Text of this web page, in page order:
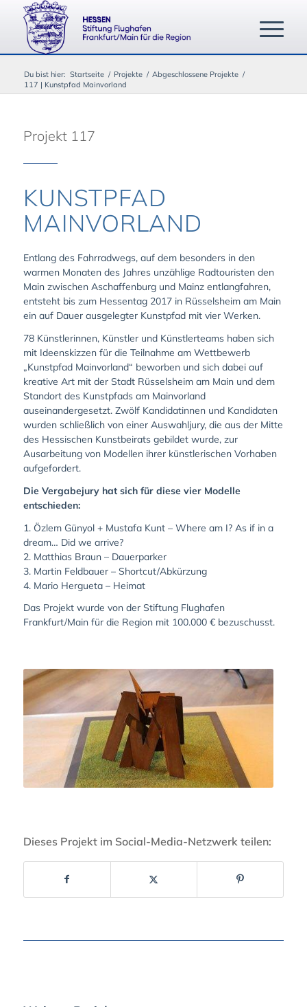
Du bist hier: Startseite / Projekte / Abgeschlossene Projekte /
117 | Kunstpfad Mainvorland
Projekt 117
KUNSTPFAD
MAINVORLAND
Entlang des Fahrradwegs, auf dem besonders in den
warmen Monaten des Jahres unzählige Radtouristen den
Main zwischen Aschaffenburg und Mainz entlangfahren,
entsteht bis zum Hessentag 2017 in Rüsselsheim am Main
ein auf Dauer ausgelegter Kunstpfad mit vier Werken.
78 Künstlerinnen, Künstler und Künstlerteams haben sich
mit Ideenskizzen für die Teilnahme am Wettbewerb
„Kunstpfad Mainvorland“ beworben und sich dabei auf
kreative Art mit der Stadt Rüsselsheim am Main und dem
Standort des Kunstpfads am Mainvorland
auseinandergesetzt. Zwölf Kandidatinnen und Kandidaten
wurden schließlich von einer Auswahljury, die aus der Mitte
des Hessischen Kunstbeirats gebildet wurde, zur
Ausarbeitung von Modellen ihrer künstlerischen Vorhaben
aufgefordert.
Die Vergabejury hat sich für diese vier Modelle
entschieden:
1. Özlem Günyol + Mustafa Kunt – Where am I? As if in a
dream… Did we arrive?
2. Matthias Braun – Dauerparker
3. Martin Feldbauer – Shortcut/Abkürzung
4. Mario Hergueta – Heimat
Das Projekt wurde von der Stiftung Flughafen
Frankfurt/Main für die Region mit 100.000 € bezuschusst.
Dieses Projekt im Social-Media-Netzwerk teilen: